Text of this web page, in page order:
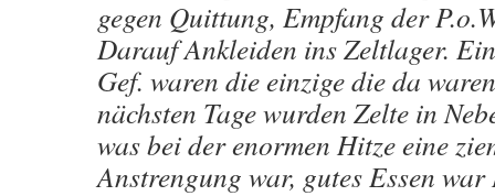
gegen Quittung, Empfang der
Darauf Ankleiden ins Zeltlager.
Gef. waren die einzige die da
nächsten Tage wurden Zelte in
was bei der enormen Hitze eine
Anstrengung war, gutes Essen